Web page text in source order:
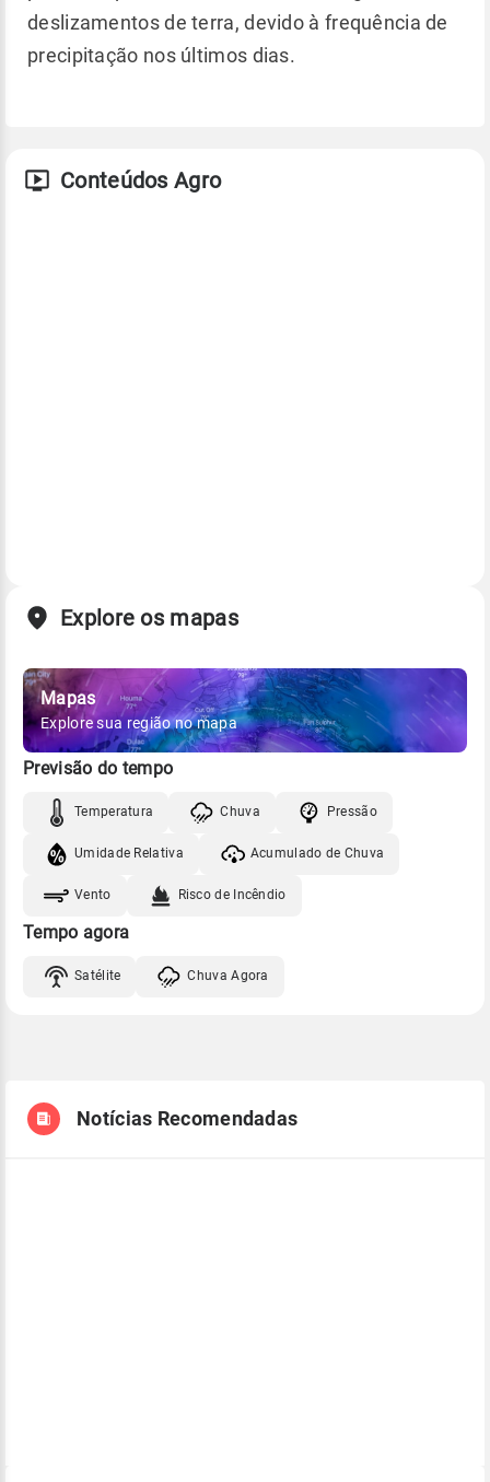
deslizamentos de terra, devido à frequência de
precipitação nos últimos dias.
Conteúdos Agro
Explore os mapas
Mapas
Explore sua região no mapa
Previsão do tempo
Temperatura Chuva Pressão
Umidade Relativa Acumulado de Chuva
Vento Risco de Incêndio
Tempo agora
Satélite Chuva Agora
Notícias Recomendadas